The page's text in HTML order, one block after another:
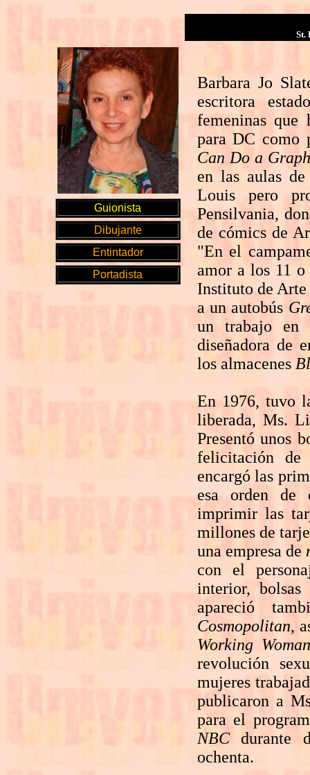
St.
Guionista
Dibujante
Entintador
Portadista
Barbara Jo
escritora
femeninas que
para DC como
Can Do a
en las aulas
Louis pero
Pensilvania,
de cómics de
"En el
amor a los 11
Instituto de Arte
a un autobús
un trabajo
diseñadora de
los almacenes
En 1976, tuvo
liberada, Ms.
Presentó unos
felicitación
encargó las
esa orden de
imprimir las
millones de
una empresa de
con el
interior,
apareció
Cosmopolitan,
Working Woman
revolución
mujeres
publicaron a
para el
NBCdurante
ochenta.